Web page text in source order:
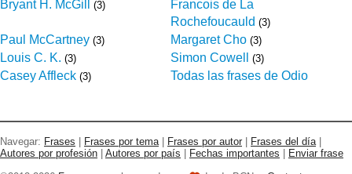
Bryant H. McGill (3)
Francois de La
Rochefoucauld (3)
Paul McCartney (3) Margaret Cho (3)
Louis C. K. (3) Simon Cowell (3)
Casey Affleck (3) Todas las frases de Odio
Navegar: Frases Frases por tema Frases por autor Frases del día
Autores por profesión
Autores por país Fechas importantes
Enviar frase